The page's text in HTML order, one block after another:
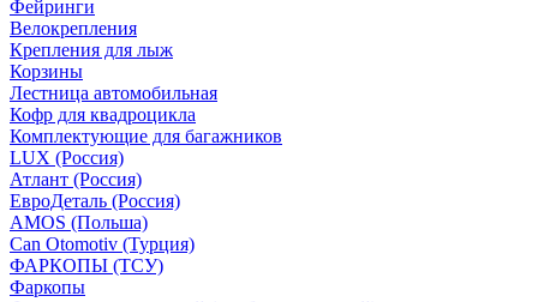
Фейринги
Велокрепления
Крепления для лыж
Корзины
Лестница автомобильная
Кофр для квадроцикла
Комплектующие для багажников
LUX (Россия)
Атлант (Россия)
ЕвроДеталь (Россия)
AMOS (Польша)
Can Otomotiv (Турция)
ФАРКОПЫ (ТСУ)
Фаркопы